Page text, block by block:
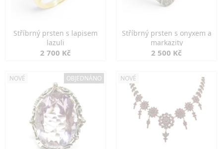
Stříbrný prsten s lapisem
lazuli
2 700 Kč
Stříbrný prsten s onyxem a
markazity
2 500 Kč
NOVÉ OBJEDNÁNO NOVÉ